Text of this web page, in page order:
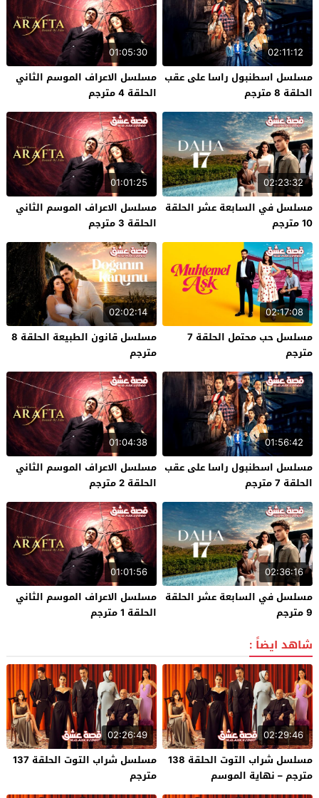
02:11:12
مسلسل اسطنبول راسا على عقب
الحلقة 8 مترجم
01:05:30
مسلسل الاعراف الموسم الثاني
الحلقة 4 مترجم
02:23:32
مسلسل في السابعة عشر الحلقة
10 مترجم
01:01:25
مسلسل الاعراف الموسم الثاني
الحلقة 3 مترجم
02:17:08
مسلسل حب محتمل الحلقة 7
مترجم
02:02:14
مسلسل قانون الطبيعة الحلقة 8
مترجم
01:56:42
مسلسل اسطنبول راسا على عقب
الحلقة 7 مترجم
01:04:38
مسلسل الاعراف الموسم الثاني
الحلقة 2 مترجم
02:36:16
مسلسل في السابعة عشر الحلقة
9 مترجم
01:01:56
مسلسل الاعراف الموسم الثاني
الحلقة 1 مترجم
شاهد ايضاً :
02:29:46
مسلسل شراب التوت الحلقة 138
مترجم – نهاية الموسم
02:26:49
مسلسل شراب التوت الحلقة 137
مترجم